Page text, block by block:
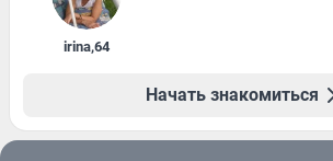
irina,64
Начать знакомиться